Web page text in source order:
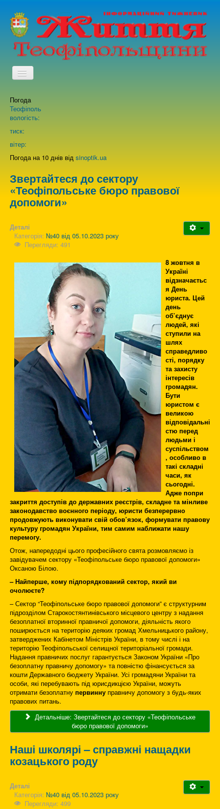
TPL_PROTOSTAR_TOGGLE_MENU
Про нас
Зворотній зв'язок
Погода
Теофіполь
вологість:
тиск:
вітер:
Погода на 10 днів від sinoptik.ua
Звертайтеся до сектору
«Теофіпольське бюро правової
допомоги»
Деталі
Категорія: №40 від 05.10.2023 року
Перегляди: 491
8 жовтня в
Україні
відзначаєтьс
я День
юриста. Цей
день
об’єднує
людей, які
ступили на
шлях
справедливо
сті, порядку
та захисту
інтересів
громадян.
Бути
юристом є
великою
відповідальні
стю перед
людьми і
суспільством
, особливо в
такі складні
часи, як
сьогодні.
Адже попри
закриття доступів до державних реєстрів, складне та мінливе
законодавство воєнного періоду, юристи безперервно
продовжують виконувати свій обов’язок, формувати правову
культуру громадян України, тим самим наближати нашу
перемогу.
Отож, напередодні цього професійного свята розмовляємо із
завідувачем сектору «Теофіпольське бюро правової допомоги»
Оксаною Білою.
– Найперше, кому підпорядкований сектор, який ви
очолюєте?
– Сектор “Теофіпольське бюро правової допомоги” є структурним
підрозділом Старокостянтинівського місцевого центру з надання
безоплатної вторинної правничої допомоги, діяльність якого
поширюється на територію деяких громад Хмельницького району,
затверджених Кабінетом Міністрів України, в тому числі і на
територію Теофіпольської селищної територіальної громади.
Надання правничих послуг гарантується Законом України «Про
безоплатну правничу допомогу» та повністю фінансується за
кошти Державного бюджету України. Усі громадяни України та
особи, які перебувають під юрисдикцією України, можуть
отримати безоплатну первинну правничу допомогу з будь-яких
правових питань.
Детальніше: Звертайтеся до сектору «Теофіпольське
бюро правової допомоги»
Наші школярі – справжні нащадки
козацького роду
Деталі
Категорія: №40 від 05.10.2023 року
Перегляди: 499